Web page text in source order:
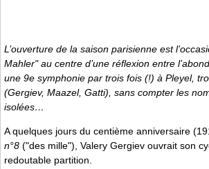
L’ouverture de la saison parisienne est
Mahler" au centre d’une réflexion entre
une 9e symphonie par trois fois (!) à Pleyel,
(Gergiev, Maazel, Gatti), sans compter les
isolées…
A quelques jours du centième anniversaire
n°8 ("des mille"), Valery Gergiev ouvrait son
redoutable partition.